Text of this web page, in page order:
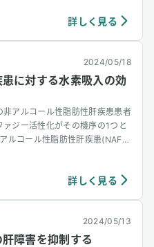
詳しく見る
2024/05/18
に対する水素吸入の効
アルコール性脂肪性肝疾患患者
ジー活性化がその機序の1つと
ルコール性脂肪性肝疾患(NAFL
詳しく見る
2024/05/13
障害を抑制する